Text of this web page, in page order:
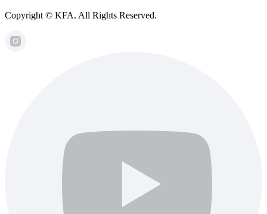
Copyright © KFA. All Rights Reserved.